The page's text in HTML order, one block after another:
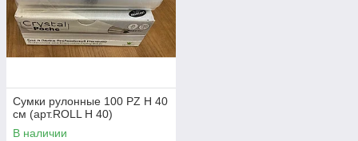
Сумки рулонные 100 PZ H 40
см (арт.ROLL H 40)
В наличии